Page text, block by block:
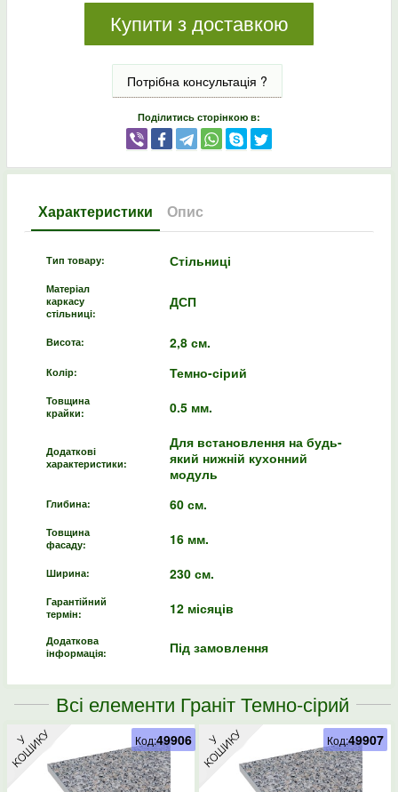
Купити з доставкою
Потрібна консультація ?
Поділитись сторінкою в:
Характеристики Опис
Тип товару: Стільниці
Матеріал
каркасу
стільниці:
ДСП
Висота: 2,8 см.
Колір: Темно-сірий
Товщина
крайки:
0.5 мм.
Додаткові
характеристики:
Для встановлення на будь-
який нижній кухонний
модуль
Глибина: 60 см.
Товщина
фасаду:
16 мм.
Ширина: 230 см.
Гарантійний
термін:
12 місяців
Додаткова
інформація:
Під замовлення
Всі елементи Граніт Темно-сірий
Код:49906 Код:49907